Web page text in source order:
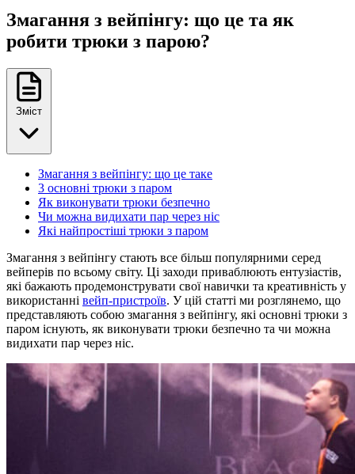
Змагання з вейпінгу: що це та як
робити трюки з парою?
Зміст
Змагання з вейпінгу: що це таке
3 основні трюки з паром
Як виконувати трюки безпечно
Чи можна видихати пар через ніс
Які найпростіші трюки з паром
Змагання з вейпінгу стають все більш популярними серед
вейперів по всьому світу. Ці заходи приваблюють ентузіастів,
які бажають продемонструвати свої навички та креативність у
використанні вейп-пристроїв. У цій статті ми розглянемо, що
представляють собою змагання з вейпінгу, які основні трюки з
паром існують, як виконувати трюки безпечно та чи можна
видихати пар через ніс.